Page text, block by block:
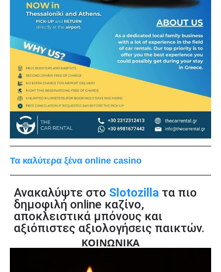
Τα καλύτερα ξένα online casino
Ανακαλύψτε στο Slotozilla τα πιο
δημοφιλή online καζίνο,
αποκλειστικά μπόνους και
αξιόπιστες αξιολογήσεις παικτών.
ΚΟΙΝΩΝΙΚΑ